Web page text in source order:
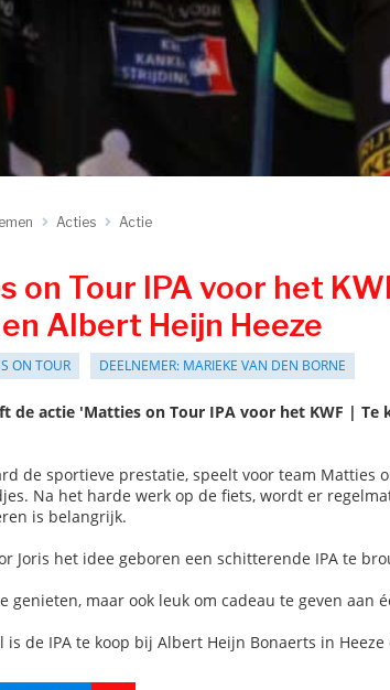
Acties Actie
on Tour IPA voor het
Albert Heijn Heeze
ON TOUR DEELNEMER: MARIEKE VAN DEN BORNE
de actie 'Matties on Tour IPA voor het KWF |
de sportieve prestatie, speelt voor team Matties
Na het harde werk op de fiets, wordt er
is belangrijk.
Joris het idee geboren een schitterende IPA te
genieten, maar ook leuk om cadeau te geven aan
is de IPA te koop bij Albert Heijn Bonaerts in